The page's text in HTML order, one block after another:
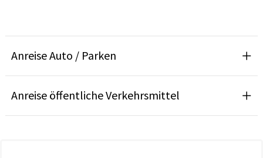
Anreise Auto / Parken
Anreise öffentliche Verkehrsmittel